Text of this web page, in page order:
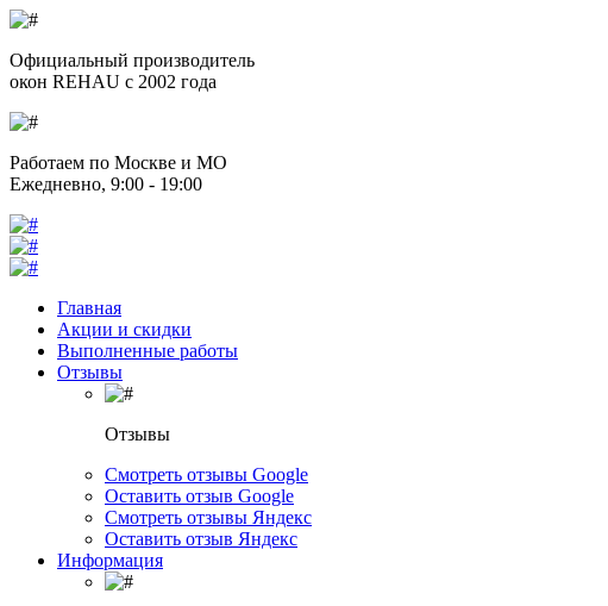
Официальный производитель
окон REHAU с 2002 года
Работаем по Москве и МО
Ежедневно, 9:00 - 19:00
Главная
Акции и скидки
Выполненные работы
Отзывы
Отзывы
Смотреть отзывы Google
Оставить отзыв Google
Смотреть отзывы Яндекс
Оставить отзыв Яндекс
Информация